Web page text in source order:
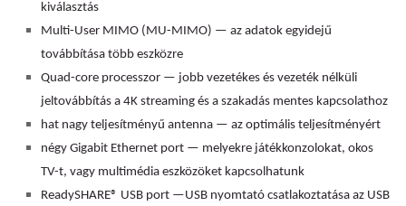
kiválasztás
Multi-User MIMO (MU-MIMO) — az adatok egyidejű
továbbítása több eszközre
Quad-core processzor — jobb vezetékes és vezeték nélküli
jeltovábbítás a 4K streaming és a szakadás mentes kapcsolathoz
hat nagy teljesítményű antenna — az optimális teljesítményért
négy Gigabit Ethernet port — melyekre játékkonzolokat, okos
TV-t, vagy multimédia eszközöket kapcsolhatunk
ReadySHARE® USB port —USB nyomtató csatlakoztatása az USB